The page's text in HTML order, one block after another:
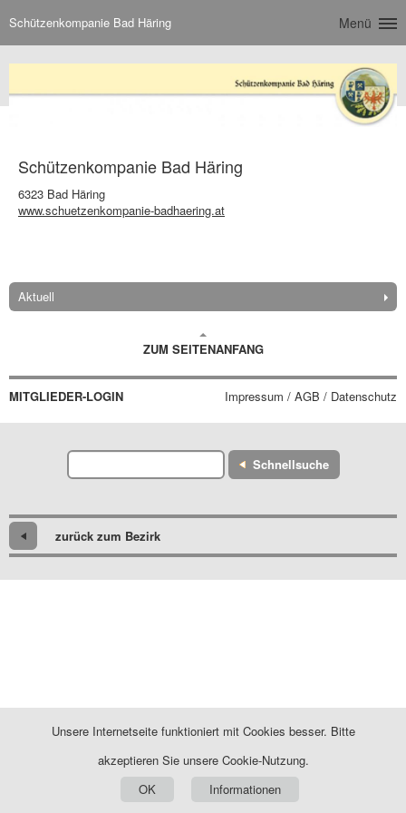
Schützenkompanie Bad Häring Menü
Schützenkompanie Bad Häring
6323 Bad Häring
www.schuetzenkompanie-badhaering.at
Aktuell
ZUM SEITENANFANG
MITGLIEDER-LOGIN Impressum / AGB / Datenschutz
Schnellsuche
zurück zum Bezirk
Unsere Internetseite funktioniert mit Cookies besser. Bitte
akzeptieren Sie unsere Cookie-Nutzung.
OK
Informationen